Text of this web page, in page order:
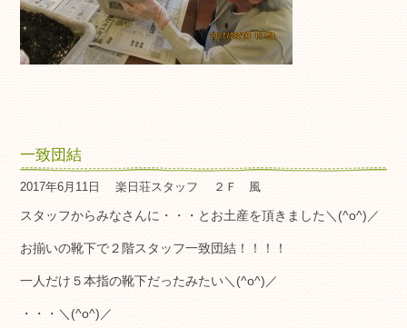
一致団結
2017年6月11日 楽日荘スタッフ ２Ｆ 風
スタッフからみなさんに・・・とお土産を頂きました＼(^o^)／
お揃いの靴下で２階スタッフ一致団結！！！！
一人だけ５本指の靴下だったみたい＼(^o^)／
・・・＼(^o^)／